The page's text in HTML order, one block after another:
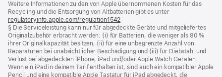
Weitere Informationen zu den von Apple übernommenen Kosten für das
Recycling und die Entsorgung von Altbatterien gibt es unter
regulatoryinfo.apple.com/regulation1542
ein
neues
Fenster)
§ Die Serviceleistung kann nur für abgedeckte Geräte und mitgeliefertes
Originalzubehör erbracht werden: (i) für Batterien, die weniger als 80 %
ihrer Originalkapazität besitzen, (ii) für eine unbegrenzte Anzahl von
Reparaturen bei unabsichtlicher Beschädigung und (iii) für Diebstahl und
Verlust bei abgedeckten iPhone, iPad und/oder Apple Watch Geräten.
Wenn ein iPad in deinem Tarif enthalten ist, sind auch ein kompatibler Apple
Pencil und eine kompatible Apple Tastatur für iPad abgedeckt, die